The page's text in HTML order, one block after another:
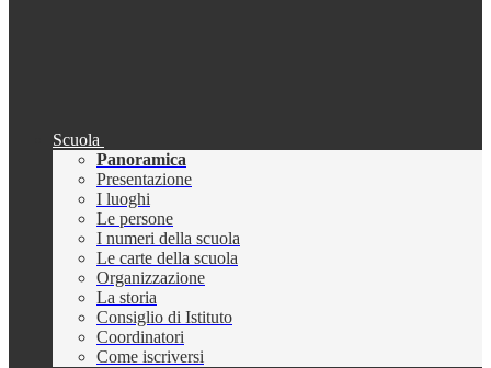
Scuola
Panoramica
Presentazione
I luoghi
Le persone
I numeri della scuola
Le carte della scuola
Organizzazione
La storia
Consiglio di Istituto
Coordinatori
Come iscriversi